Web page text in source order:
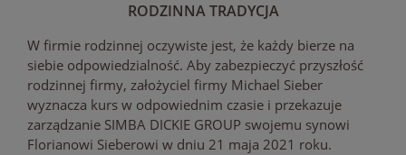
RODZINNA TRADYCJA
W firmie rodzinnej oczywiste jest, że każdy bierze na
siebie odpowiedzialność. Aby zabezpieczyć przyszłość
rodzinnej firmy, założyciel firmy Michael Sieber
wyznacza kurs w odpowiednim czasie i przekazuje
zarządzanie SIMBA DICKIE GROUP swojemu synowi
Florianowi Sieberowi w dniu 21 maja 2021 roku.